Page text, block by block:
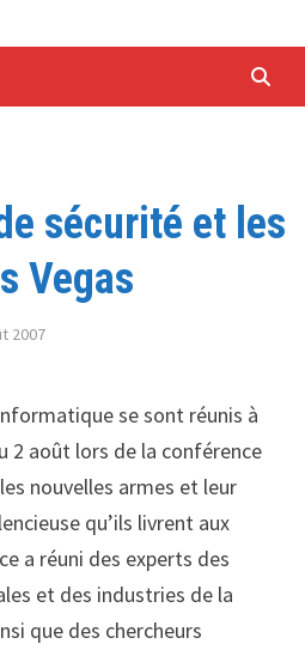
sécurité et les
Vegas
2007
se sont réunis à
2 août lors de la conférence
nouvelles armes et leur
qu’ils livrent aux
a réuni des experts des
et des industries de la
que des chercheurs